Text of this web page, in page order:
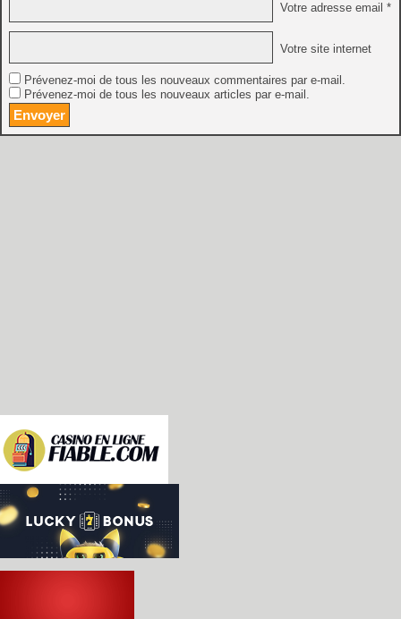
Votre adresse email *
Votre site internet
Prévenez-moi de tous les nouveaux commentaires par e-mail.
Prévenez-moi de tous les nouveaux articles par e-mail.